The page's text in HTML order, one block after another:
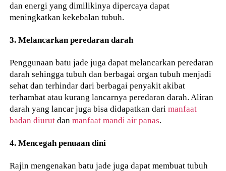
dan energi yang dimilikinya dipercaya dapat
meningkatkan kekebalan tubuh.
3. Melancarkan peredaran darah
Penggunaan batu jade juga dapat melancarkan peredaran
darah sehingga tubuh dan berbagai organ tubuh menjadi
sehat dan terhindar dari berbagai penyakit akibat
terhambat atau kurang lancarnya peredaran darah. Aliran
darah yang lancar juga bisa didapatkan darimanfaat
badan diurut danmanfaat mandi air panas.
4. Mencegah penuaan dini
Rajin mengenakan batu jade juga dapat membuat tubuh